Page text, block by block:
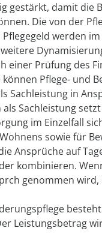
gestärkt, damit die
Die von der
werden
einer Prüfung des
Pflege- und
Sachleistung in
Sachleistung
im Einzelfall
sowie für
Ansprüche auf
kombinieren.
genommen
Leistungsbetrag